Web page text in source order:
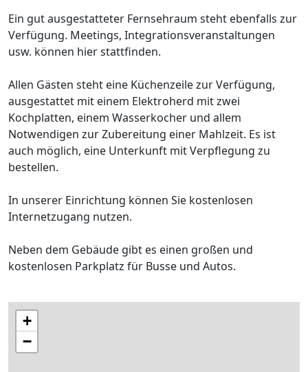
Ein gut ausgestatteter Fernsehraum steht ebenfalls zur
Verfügung. Meetings, Integrationsveranstaltungen
usw. können hier stattfinden.
Allen Gästen steht eine Küchenzeile zur Verfügung,
ausgestattet mit einem Elektroherd mit zwei
Kochplatten, einem Wasserkocher und allem
Notwendigen zur Zubereitung einer Mahlzeit. Es ist
auch möglich, eine Unterkunft mit Verpflegung zu
bestellen.
In unserer Einrichtung können Sie kostenlosen
Internetzugang nutzen.
Neben dem Gebäude gibt es einen großen und
kostenlosen Parkplatz für Busse und Autos.
+
−